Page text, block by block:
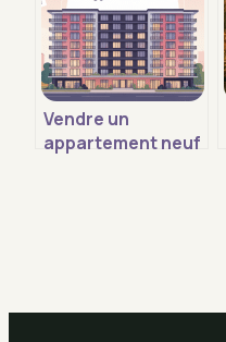
Vendre un
appartement neuf